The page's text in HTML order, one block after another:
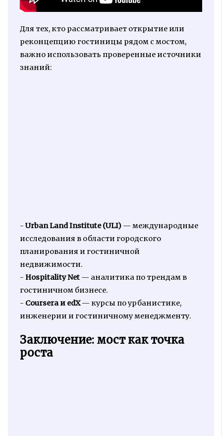
Для тех, кто рассматривает открытие или
реконцепцию гостиницы рядом с мостом,
важно использовать проверенные источники
знаний:
- Urban Land Institute (ULI)— международные
исследования в области городского
планирования и гостиничной
недвижимости.
- Hospitality Net— аналитика по трендам в
гостиничном бизнесе.
- Coursera и edX— курсы по урбанистике,
инженерии и гостиничному менеджменту.
Заключение: мост как точка
роста